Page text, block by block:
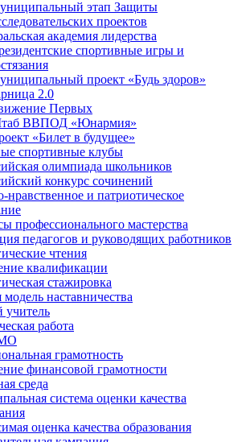
этап Защиты
проектов
академия лидерства
спортивные игры и
проект «Будь здоров»
2.0
Первых
ВВПОД «Юнармия»
«Билет в будущее»
спортивные клубы
олимпиада школьников
конкурс сочинений
нравственное и патриотическое
профессионального мастерства
педагогов и руководящих работников
чтения
квалификации
стажировка
модель наставничества
учитель
работа
грамотность
финансовой грамотности
среда
система оценки качества
оценка качества образования